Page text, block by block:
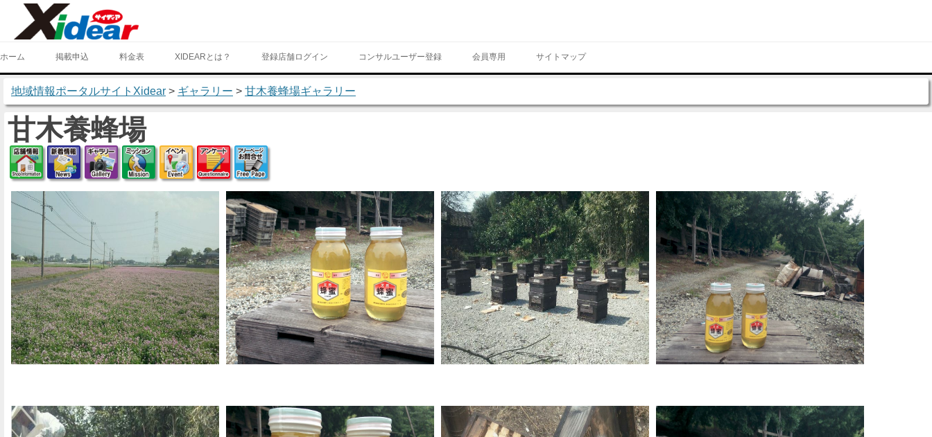
ホーム 掲載申込 料金表 XIDEARとは？ 登録店舗ログイン コンサルユーザー登録 会員専用 サイトマップ
地域情報ポータルサイトXidear > ギャラリー > 甘木養蜂場ギャラリー
甘木養蜂場
店舗情報新着情報ギャラリーミッションイベントアンケートフリーページ